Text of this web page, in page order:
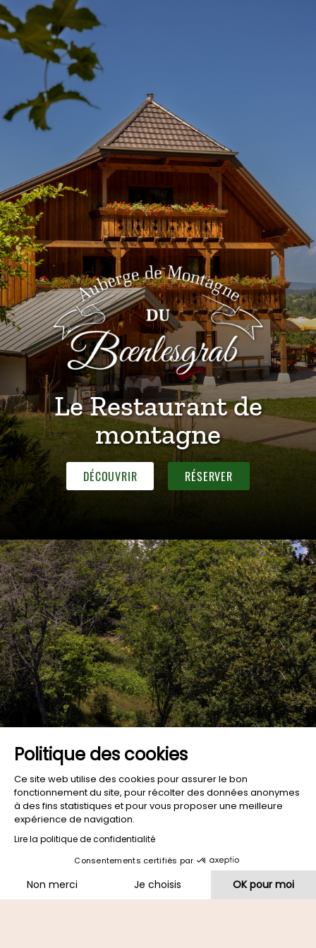
Le Restaurant de
montagne
DÉCOUVRIR RÉSERVER
Politique des cookies
Ce site web utilise des cookies pour assurer le bon
fonctionnement du site, pour récolter des données anonymes
à des fins statistiques et pour vous proposer une meilleure
expérience de navigation.
Lire la politique de confidentialité
Consentements certifiés par
Non merci Je choisis OK pour moi